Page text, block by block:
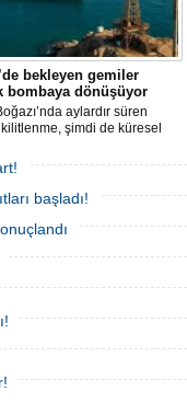
bekleyen gemiler
bombaya dönüşüyor
aylardır süren
şimdi de küresel
Sıcak sularda
bekleyen binden fazla gemi,
canlıları için devasa bir
dönüşmüş durumda.
başladı!